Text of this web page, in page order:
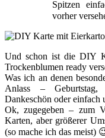
Spitzen
vorher
Und schon ist die DIY
Trockenblumen ready
Was ich an denen
Anlass – Geburtstag,
Dankeschön oder einfach
Ok, zugegeben – zum
Karten, aber größerer
(so mache ich das meist)